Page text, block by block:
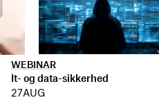
WEBINAR
It- og data-sikkerhed
27AUG